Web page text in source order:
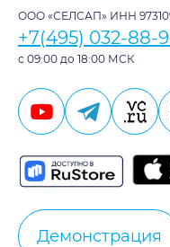
ООО «СЕЛСАП» ИНН
+7(495) 032-88-
с 09:00 до 18:00 МСК
Демонстрация